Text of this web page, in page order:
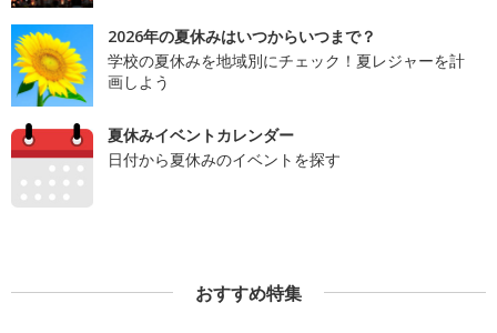
2026年の夏休みはいつからいつまで？
学校の夏休みを地域別にチェック！夏レジャーを計
画しよう
夏休みイベントカレンダー
日付から夏休みのイベントを探す
おすすめ特集